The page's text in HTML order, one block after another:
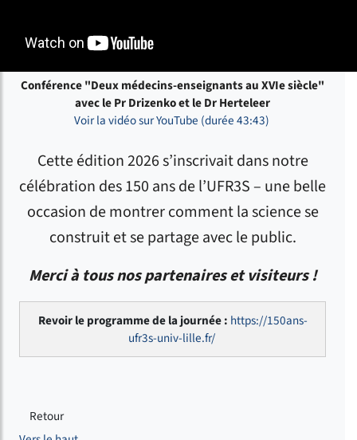
Conférence "Deux médecins-enseignants au XVIe siècle"
avec le Pr Drizenko et le Dr Herteleer
Voir la vidéo sur YouTube (durée 43:43)
Cette édition 2026 s’inscrivait dans notre
célébration des 150 ans de l’UFR3S – une belle
occasion de montrer comment la science se
construit et se partage avec le public.
Merci à tous nos partenaires et visiteurs !
Revoir le programme de la journée : https://150ans-
ufr3s-univ-lille.fr/
Retour